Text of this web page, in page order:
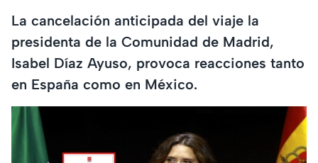
La cancelación anticipada del viaje la
presidenta de la Comunidad de Madrid,
Isabel Díaz Ayuso, provoca reacciones tanto
en España como en México.